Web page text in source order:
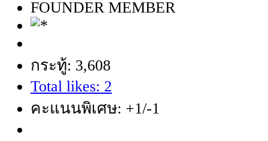
FOUNDER MEMBER
กระทู้: 3,608
Total likes: 2
คะแนนพิเศษ: +1/-1